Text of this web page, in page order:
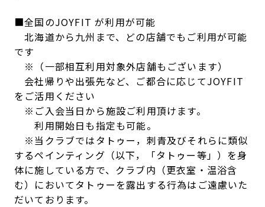
■全国のJOYFIT が利用が可能
北海道から九州まで、どの店舗でもご利用が可能
です
※（一部相互利用対象外店舗もございます）
会社帰りや出張先など、ご都合に応じてJOYFIT
をご活用ください
※ご入会当日から施設ご利用頂けます。
利用開始日も指定も可能。
※当クラブではタトゥー，刺青及びそれらに類似
するペインティング（以下，「タトゥー等」）を身
体に施している方で、クラブ内（更衣室・温浴含
む）においてタトゥーを露出する行為はご遠慮いた
だいております。